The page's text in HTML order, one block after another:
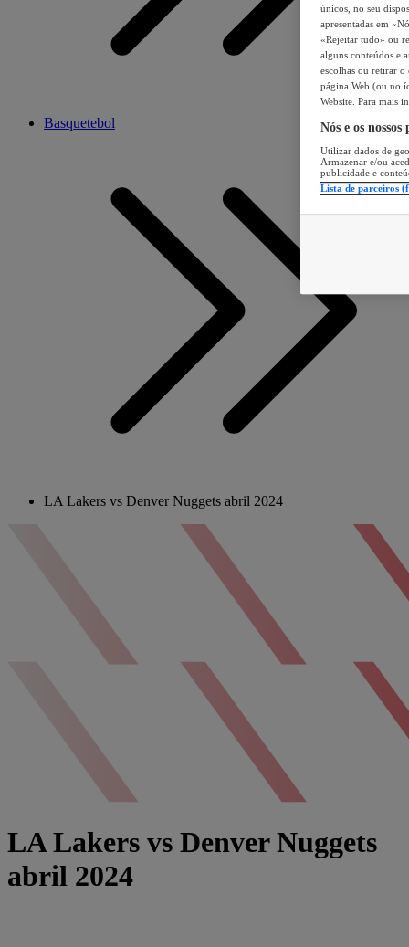
Basquetebol
LA Lakers vs Denver Nuggets abril 2024
LA Lakers vs Denver Nuggets
abril 2024
únicos, no seu
apresentadas em
«Rejeitar tudo» ou
alguns conteúdos e
escolhas ou retirar
página Web (ou no
Website. Para mais
Nós e os
Utilizar dados de
Armazenar e/ou
publicidade e
Lista de parceiros